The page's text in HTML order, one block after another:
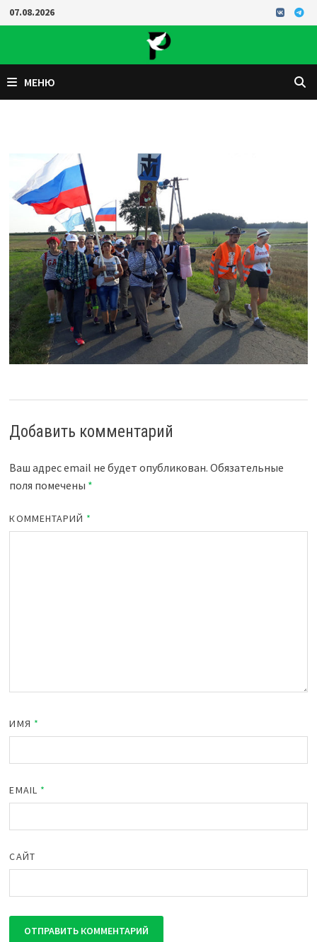
Перейти
к
07.08.2026
МЕНЮ
Добавить комментарий
Ваш адрес email не будет опубликован. Обязательные
поля помечены *
КОММЕНТАРИЙ *
ИМЯ *
EMAIL *
САЙТ